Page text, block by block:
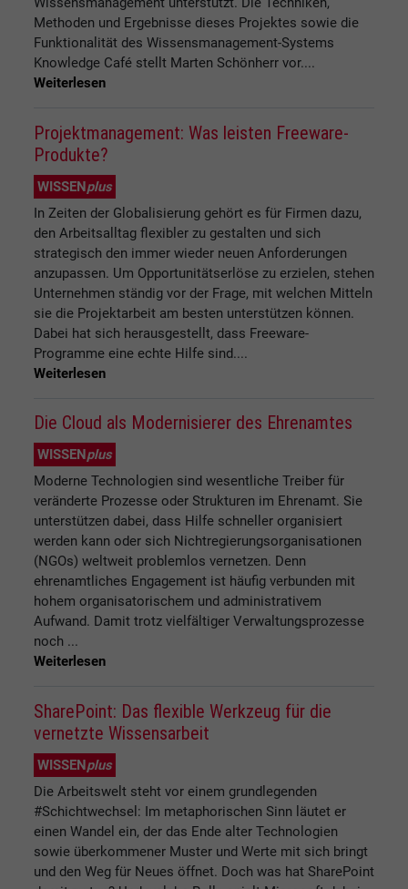
Methoden und Ergebnisse dieses Projektes sowie die
Funktionalität des Wissensmanagement-Systems
Knowledge Café stellt Marten Schönherr vor....
Weiterlesen
Projektmanagement: Was leisten Freeware-
Produkte?
WISSENplus
In Zeiten der Globalisierung gehört es für Firmen dazu,
den Arbeitsalltag flexibler zu gestalten und sich
strategisch den immer wieder neuen Anforderungen
anzupassen. Um Opportunitätserlöse zu erzielen, stehen
Unternehmen ständig vor der Frage, mit welchen Mitteln
sie die Projektarbeit am besten unterstützen können.
Dabei hat sich herausgestellt, dass Freeware-
Programme eine echte Hilfe sind....
Weiterlesen
Die Cloud als Modernisierer des Ehrenamtes
WISSEN plus
Moderne Technologien sind wesentliche Treiber für
veränderte Prozesse oder Strukturen im Ehrenamt. Sie
unterstützen dabei, dass Hilfe schneller organisiert
werden kann oder sich Nichtregierungsorganisationen
(NGOs) weltweit problemlos vernetzen. Denn
ehrenamtliches Engagement ist häufig verbunden mit
hohem organisatorischem und administrativem
Aufwand. Damit trotz vielfältiger Verwaltungsprozesse
noch ...
Weiterlesen
SharePoint: Das flexible Werkzeug für die
vernetzte Wissensarbeit
WISSENplus
Die Arbeitswelt steht vor einem grundlegenden
#Schichtwechsel: Im metaphorischen Sinn läutet er
einen Wandel ein, der das Ende alter Technologien
sowie überkommener Muster und Werte mit sich bringt
und den Weg für Neues öffnet. Doch was hat SharePoint